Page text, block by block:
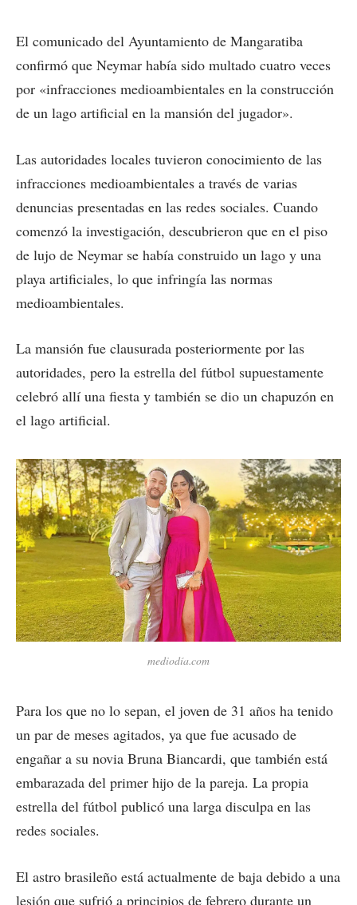
El comunicado del Ayuntamiento de Mangaratiba
confirmó que Neymar había sido multado cuatro veces
por «infracciones medioambientales en la construcción
de un lago artificial en la mansión del jugador».
Las autoridades locales tuvieron conocimiento de las
infracciones medioambientales a través de varias
denuncias presentadas en las redes sociales. Cuando
comenzó la investigación, descubrieron que en el piso
de lujo de Neymar se había construido un lago y una
playa artificiales, lo que infringía las normas
medioambientales.
La mansión fue clausurada posteriormente por las
autoridades, pero la estrella del fútbol supuestamente
celebró allí una fiesta y también se dio un chapuzón en
el lago artificial.
mediodía.com
Para los que no lo sepan, el joven de 31 años ha tenido
un par de meses agitados, ya que fue acusado de
engañar a su novia Bruna Biancardi, que también está
embarazada del primer hijo de la pareja. La propia
estrella del fútbol publicó una larga disculpa en las
redes sociales.
El astro brasileño está actualmente de baja debido a una
lesión que sufrió a principios de febrero durante un